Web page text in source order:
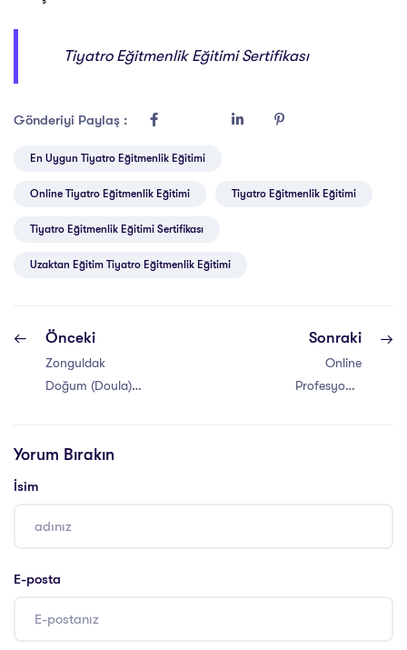
Tiyatro Eğitmenlik Eğitimi Sertifikası
Gönderiyi Paylaş :
En Uygun Tiyatro Eğitmenlik Eğitimi
Online Tiyatro Eğitmenlik Eğitimi Tiyatro Eğitmenlik Eğitimi
Tiyatro Eğitmenlik Eğitimi Sertifikası
Uzaktan Eğitim Tiyatro Eğitmenlik Eğitimi
Önceki
Zonguldak
Doğum (Doula)
Sonraki
Online
Profesyonel
Yorum Bırakın
İsim
E-posta